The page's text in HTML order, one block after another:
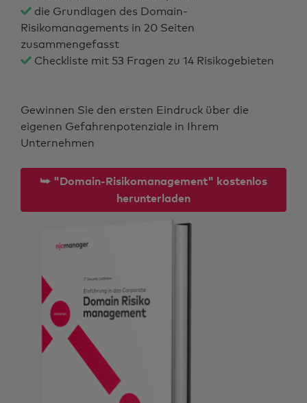
die Grundlagen des Domain-
Risikomanagements in 20 Seiten
zusammengefasst
Checkliste mit 53 Fragen zu 14 Risikogebieten
Gewinnen Sie den ersten Eindruck über die
eigenen Gefahrenpotenziale in Ihrem
Unternehmen
⮩ "Domain-Risikomanagement" kostenlos
herunterladen